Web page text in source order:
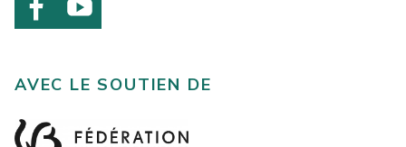
AVEC LE SOUTIEN DE